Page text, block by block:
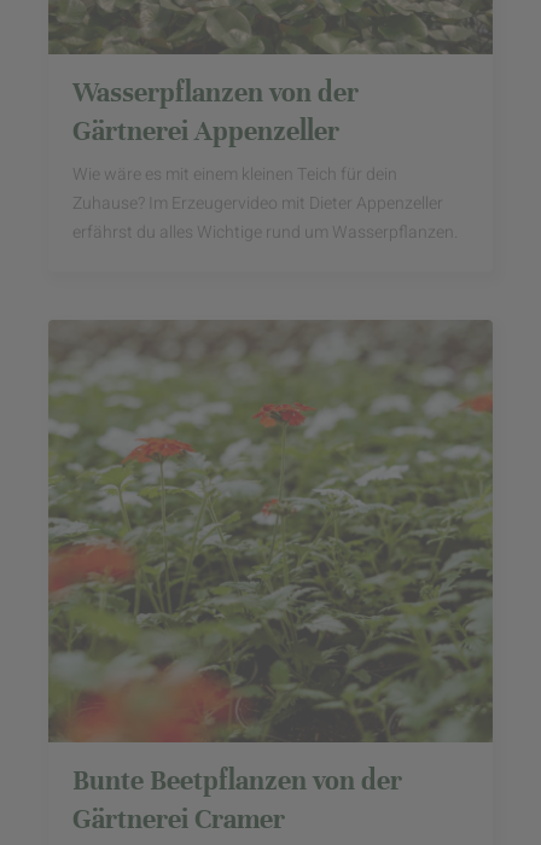
Wasserpflanzen von der
Gärtnerei Appenzeller
Wie wäre es mit einem kleinen Teich für dein
Zuhause? Im Erzeugervideo mit Dieter Appenzeller
erfährst du alles Wichtige rund um Wasserpflanzen.
Bunte Beetpflanzen von der
Gärtnerei Cramer